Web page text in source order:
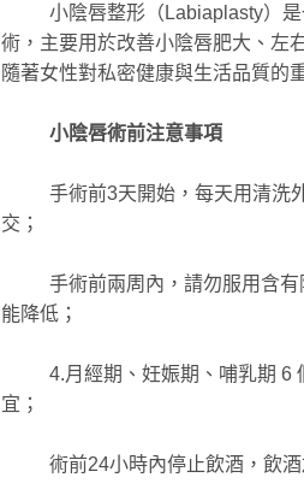
小陰唇整形（Labiaplasty）
術，主要用於改善小陰唇肥大、左
隨著女性對私密健康與生活品質的
小陰唇術前注意事項
手術前3天開始，每天用清洗
交；
手術前兩周內，請勿服用含
能降低；
4.月經期、妊娠期、哺乳期 6
宜；
術前24小時內停止飲酒，飲